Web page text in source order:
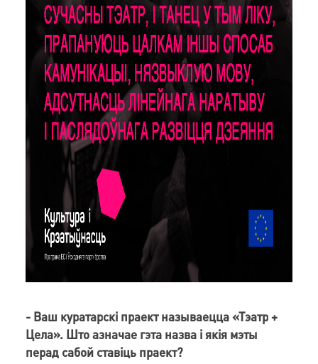
- Ваш куратарскі праект называецца «Тэатр +
Цела». Што азначае гэта назва і якія мэты
перад сабой ставіць праект?